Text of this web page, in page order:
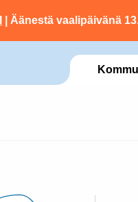
| Äänestä vaalipäivänä